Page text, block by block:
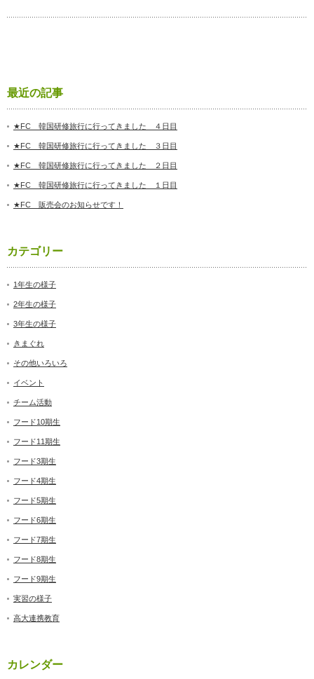
最近の記事
★FC 韓国研修旅行に行ってきました ４日目
★FC 韓国研修旅行に行ってきました ３日目
★FC 韓国研修旅行に行ってきました ２日目
★FC 韓国研修旅行に行ってきました １日目
★FC 販売会のお知らせです！
カテゴリー
1年生の様子
2年生の様子
3年生の様子
きまぐれ
その他いろいろ
イベント
チーム活動
フード10期生
フード11期生
フード3期生
フード4期生
フード5期生
フード6期生
フード7期生
フード8期生
フード9期生
実習の様子
高大連携教育
カレンダー